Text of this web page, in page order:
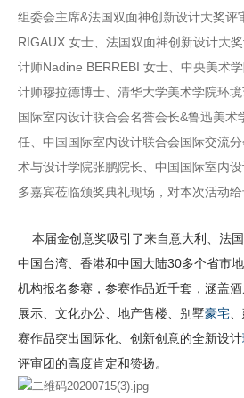
组委会主席&法国双面神创新设计大奖评
RIGAUX 女士、法国双面神创新设计大
计师Nadine BERREBI 女士、中央美术
计师穆拉德博士、清华大学美术学院环
国际室内设计联合会名誉会长&鲁迅美术
任、中国国际室内设计联合会国际交流
术与设计学院张鹏院长、中国国际室内
多嘉宾莅临颁奖典礼现场，对本次活动给
本届金创意奖吸引了来自意大利、法
中国台湾、香港和中国大陆30多个省市
机构报名参赛，参赛作品近千套，涵盖
展示、文化办公、地产售楼、别墅豪宅
赛作品突出国际化、创新创意的全新设计
评审团的高度肯定和赞扬。